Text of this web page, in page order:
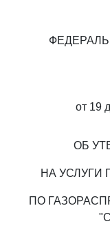
от 19
ОБ
НА УСЛУГИ
ПО